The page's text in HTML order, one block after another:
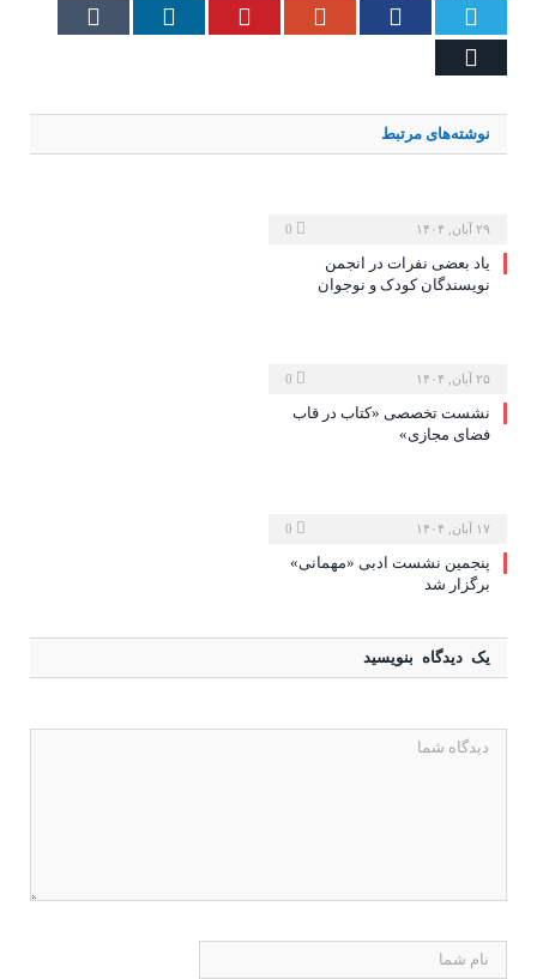
Twitter
Facebook
Google+
Pinterest
LinkedIn
نوشته‌های مرتبط
۲۹ آبان, ۱۴۰۴
یاد بعضی نفرات در انجمن
نویسندگان کودک و نوجوان
۲۵ آبان, ۱۴۰۴
نشست تخصصی «کتاب در قاب
فضای مجازی»
۱۷ آبان, ۱۴۰۴
پنجمین نشست ادبی «مهمانی»
برگزار شد
یک دیدگاه بنویسید